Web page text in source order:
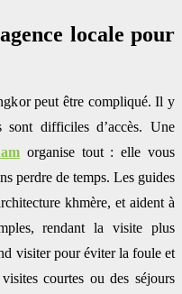
locale pour
peut être compliqué. Il y
sont difficiles d’accès. Une
organise tout : elle vous
perdre de temps. Les guides
khmère, et aident à
rendant la visite plus
visiter pour éviter la foule et
courtes ou des séjours